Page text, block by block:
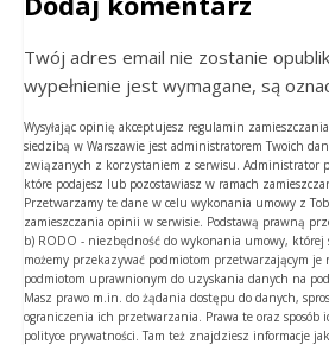
Twój adres email nie zostanie
wypełnienie jest wymagane, są
Wysyłając opinię akceptujesz regulamin
siedzibą w Warszawie jest administratorem Twoich
związanych z korzystaniem z serwisu. Administrator
które podajesz lub pozostawiasz w ramach
Przetwarzamy te dane w celu wykonania umowy z
zamieszczania opinii w serwisie. Podstawą prawną
b) RODO - niezbędność do wykonania umowy, której
możemy przekazywać podmiotom przetwarzającym je
podmiotom uprawnionym do uzyskania danych na
Masz prawo m.in. do żądania dostępu do danych,
ograniczenia ich przetwarzania. Prawa te oraz sposób
polityce prywatności. Tam też znajdziesz informacje